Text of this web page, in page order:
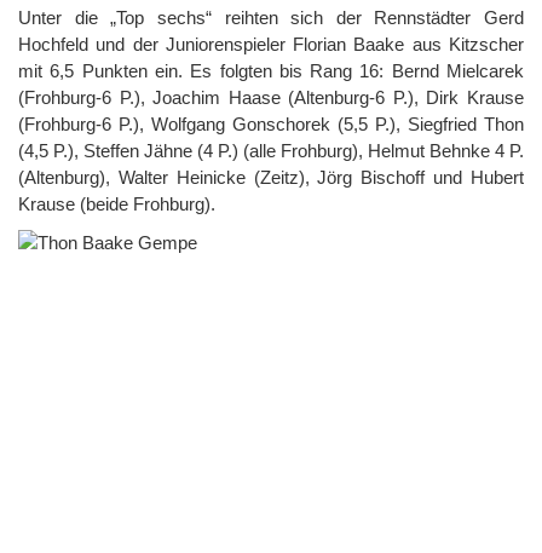
Unter die „Top sechs“ reihten sich der Rennstädter Gerd
Hochfeld und der Juniorenspieler Florian Baake aus Kitzscher
mit 6,5 Punkten ein. Es folgten bis Rang 16: Bernd Mielcarek
(Frohburg-6 P.), Joachim Haase (Altenburg-6 P.), Dirk Krause
(Frohburg-6 P.), Wolfgang Gonschorek (5,5 P.), Siegfried Thon
(4,5 P.), Steffen Jähne (4 P.) (alle Frohburg), Helmut Behnke 4 P.
(Altenburg), Walter Heinicke (Zeitz), Jörg Bischoff und Hubert
Krause (beide Frohburg).